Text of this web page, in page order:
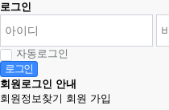
로그인
자동로그인
로그인
회원로그인 안내
회원정보찾기 회원 가입